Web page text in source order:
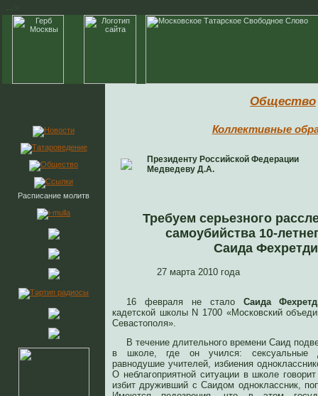
Расписание молитв
Общество
Коллективные
Президенту Российской Федерации
Медведеву Д.А.
Требуем серьезного
самоубийства 10-
Саида
27 марта 2010
16 февраля не стало Саида
кадетской школы N 1700 «Московский
Севастополя».
В течение длительного времени Саид
в школе, где он учился: сексуальные
равнодушие учителей, избиения
О неблагоприятной ситуации в школе
избит друживший с Саидом одноклассник,